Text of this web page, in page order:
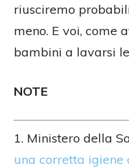
riusciremo
meno. E voi, come
bambini a lavarsi
NOTE
1. Ministero della
una corretta igiene